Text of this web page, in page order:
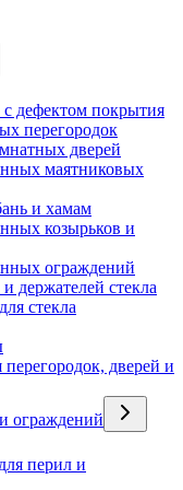
дефектом покрытия
перегородок
дверей
маятниковых
и хамам
козырьков и
ограждений
держателей стекла
стекла
перегородок, дверей и
ограждений
перил и